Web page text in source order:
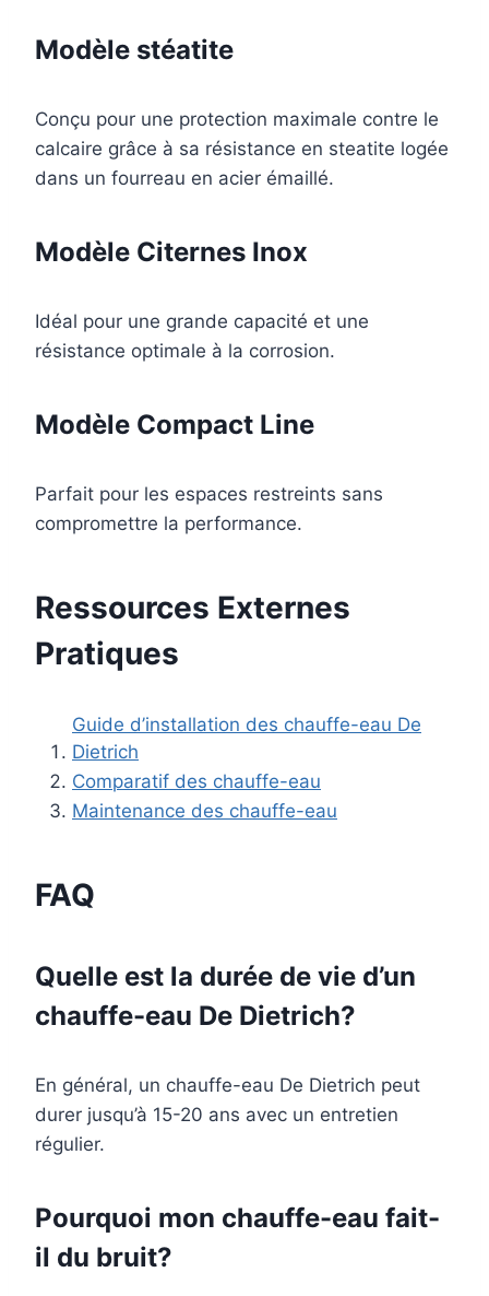
Modèle stéatite
Conçu pour une protection maximale contre le
calcaire grâce à sa résistance en steatite logée
dans un fourreau en acier émaillé.
Modèle Citernes Inox
Idéal pour une grande capacité et une
résistance optimale à la corrosion.
Modèle Compact Line
Parfait pour les espaces restreints sans
compromettre la performance.
Ressources Externes
Pratiques
Guide d’installation des chauffe-eau De
Dietrich
Comparatif des chauffe-eau
Maintenance des chauffe-eau
FAQ
Quelle est la durée de vie d’un
chauffe-eau De Dietrich?
En général, un chauffe-eau De Dietrich peut
durer jusqu’à 15-20 ans avec un entretien
régulier.
Pourquoi mon chauffe-eau fait-
il du bruit?